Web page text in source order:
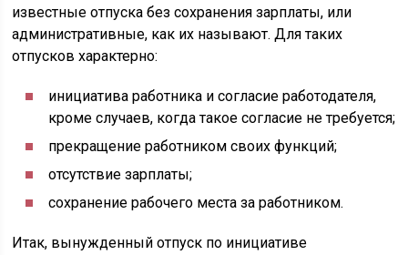
известные отпуска без сохранения зарплаты, или
административные, как их называют. Для таких
отпусков характерно:
инициатива работника и согласие работодателя,
кроме случаев, когда такое согласие не требуется;
прекращение работником своих функций;
отсутствие зарплаты;
сохранение рабочего места за работником.
Итак, вынужденный отпуск по инициативе